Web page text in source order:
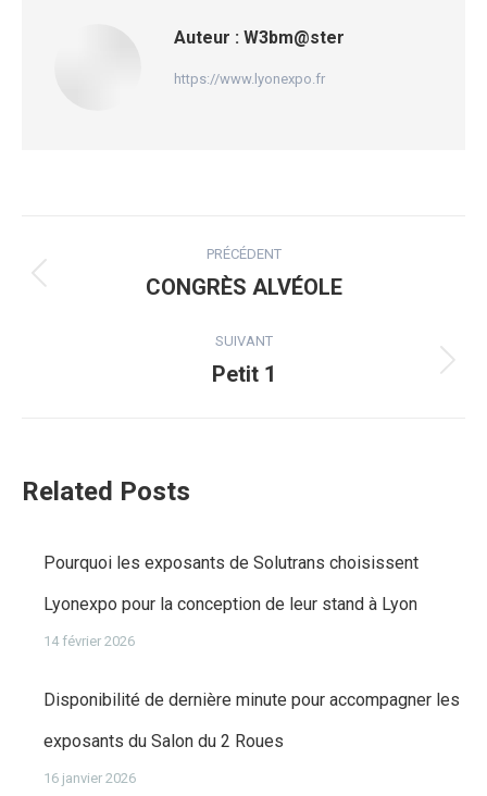
Auteur : W3bm@ster
https://www.lyonexpo.fr
article
PRÉCÉDENT
Article
précédent
:
CONGRÈS ALVÉOLE
SUIVANT
Article
Petit 1
Related Posts
Pourquoi les exposants de Solutrans choisissent
Lyonexpo pour la conception de leur stand à Lyon
14 février 2026
Disponibilité de dernière minute pour accompagner les
exposants du Salon du 2 Roues
16 janvier 2026